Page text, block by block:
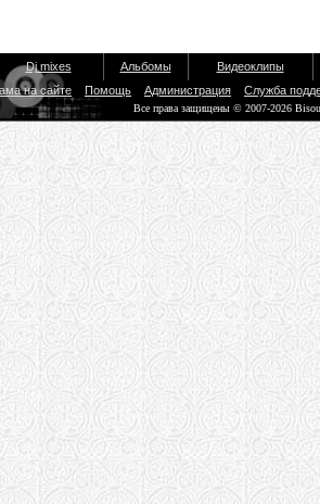
Dj mixes Альбомы
Видеоклипы
на сайте
Помощь Администрация Служба
Все права защищены © 2007-2026